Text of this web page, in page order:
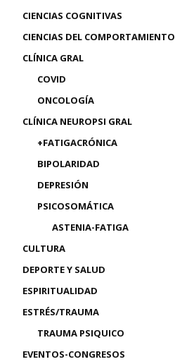
CIENCIAS COGNITIVAS
CIENCIAS DEL COMPORTAMIENTO
CLÍNICA GRAL
COVID
ONCOLOGÍA
CLÍNICA NEUROPSI GRAL
+FATIGACRÓNICA
BIPOLARIDAD
DEPRESIÓN
PSICOSOMÁTICA
ASTENIA-FATIGA
CULTURA
DEPORTE Y SALUD
ESPIRITUALIDAD
ESTRÉS/TRAUMA
TRAUMA PSIQUICO
EVENTOS-CONGRESOS